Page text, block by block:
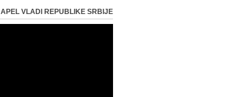
APEL VLADI REPUBLIKE SRBIJE